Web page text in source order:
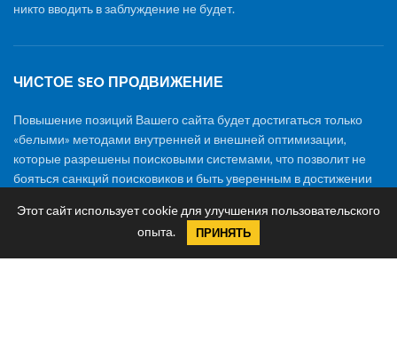
никто вводить в заблуждение не будет.
ЧИСТОЕ SEO ПРОДВИЖЕНИЕ
Повышение позиций Вашего сайта будет достигаться только
«белыми» методами внутренней и внешней оптимизации,
которые разрешены поисковыми системами, что позволит не
бояться санкций поисковиков и быть уверенным в достижении
Этот сайт использует cookie для улучшения пользовательского
опыта.
ПРИНЯТЬ